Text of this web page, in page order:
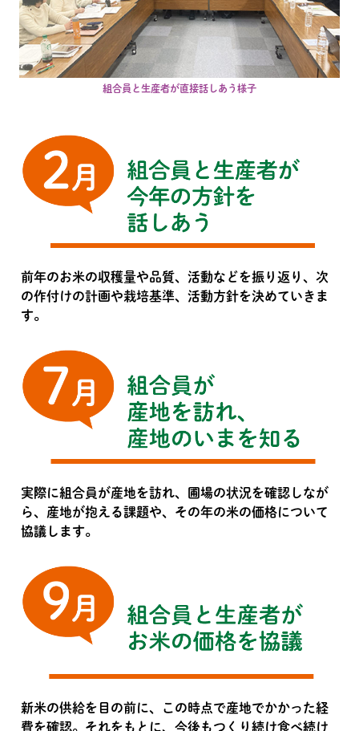
組合員と生産者が直接話しあう様子
前年のお米の収穫量や品質、活動などを振り返り、次
の作付けの計画や栽培基準、活動方針を決めていきま
す。
実際に組合員が産地を訪れ、圃場の状況を確認しなが
ら、産地が抱える課題や、その年の米の価格について
協議します。
新米の供給を目の前に、この時点で産地でかかった経
費を確認。それをもとに、今後もつくり続け食べ続け